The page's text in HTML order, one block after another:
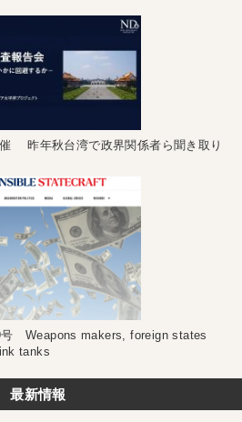
昨年秋台湾で政界関係者ら聞き取り
Weapons makers, foreign states
tanks
最新情報